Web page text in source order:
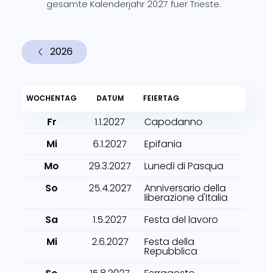
gesamte Kalenderjahr 2027 fuer Trieste.
2026
WOCHENTAG DATUM FEIERTAG
Fr 1.1.2027
Capodanno
Mi
6.1.2027
Epifania
Mo
29.3.2027
Lunedì di Pasqua
So
25.4.2027 Anniversario della
liberazione d'Italia
Sa
1.5.2027
Festa del lavoro
Mi
2.6.2027 Festa della
Repubblica